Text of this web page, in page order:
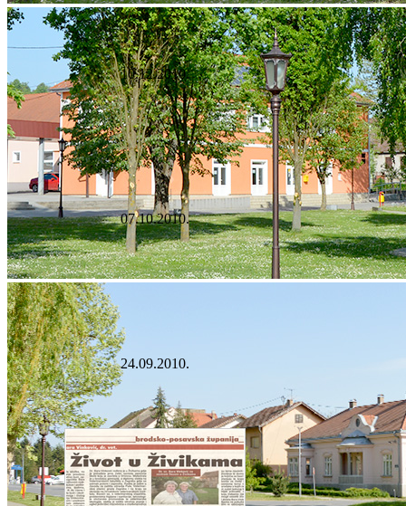
10.12.2010.
07.10.2010.
24.09.2010.